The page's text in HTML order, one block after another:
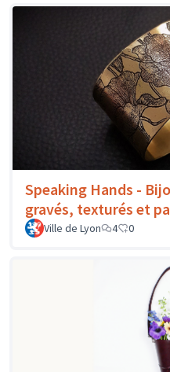
Speaking Hands -
gravés, texturés et
Ville de Lyon 4 0